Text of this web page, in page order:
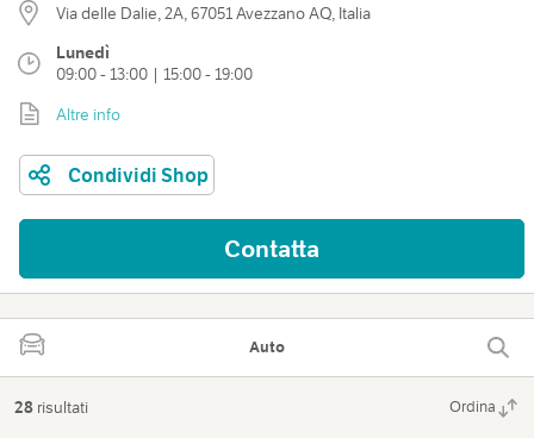
Via delle Dalie, 2A, 67051 Avezzano AQ, Italia
Lunedì
09:00 - 13:00 | 15:00 - 19:00
Altre info
Condividi Shop
Contatta
Auto
28 risultati Ordina